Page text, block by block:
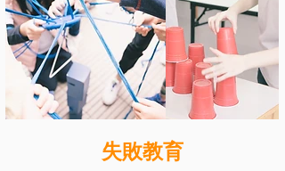
失敗教育